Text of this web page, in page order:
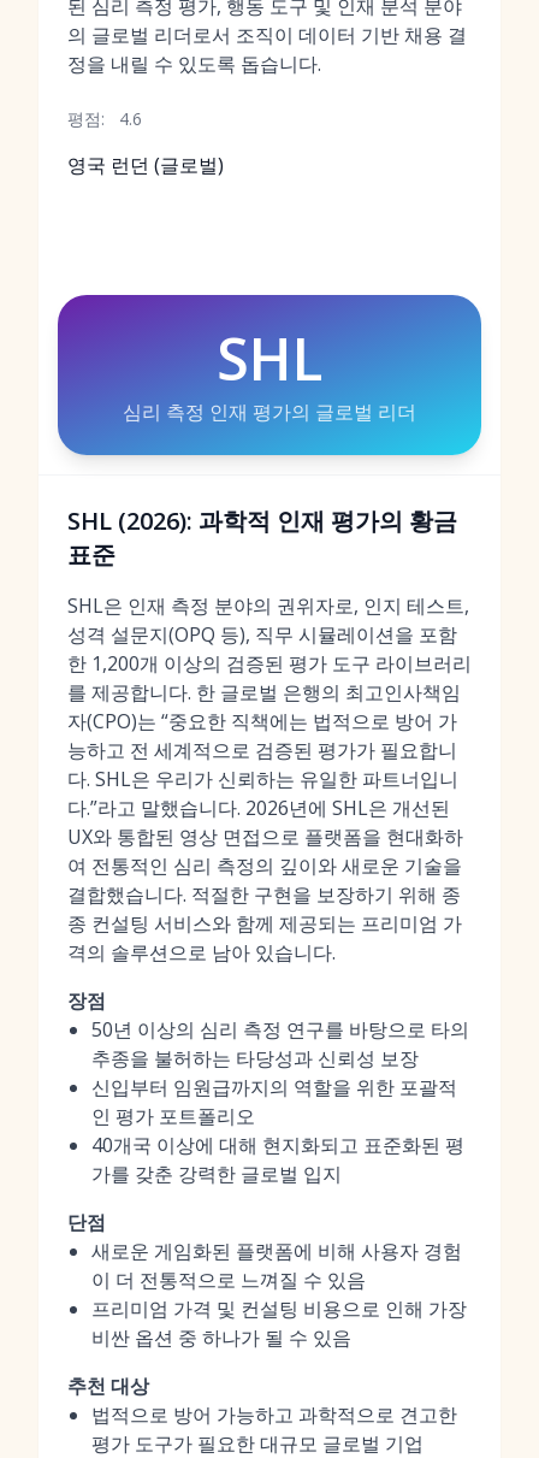
된 심리 측정 평가, 행동 도구 및 인재 분석 분야
의 글로벌 리더로서 조직이 데이터 기반 채용 결
정을 내릴 수 있도록 돕습니다.
평점: 4.6
영국 런던 (글로벌)
SHL
심리 측정 인재 평가의 글로벌 리더
SHL (2026): 과학적 인재 평가의 황금
표준
SHL은 인재 측정 분야의 권위자로, 인지 테스트,
성격 설문지(OPQ 등), 직무 시뮬레이션을 포함
한 1,200개 이상의 검증된 평가 도구 라이브러리
를 제공합니다. 한 글로벌 은행의 최고인사책임
자(CPO)는 “중요한 직책에는 법적으로 방어 가
능하고 전 세계적으로 검증된 평가가 필요합니
다. SHL은 우리가 신뢰하는 유일한 파트너입니
다.”라고 말했습니다. 2026년에 SHL은 개선된
UX와 통합된 영상 면접으로 플랫폼을 현대화하
여 전통적인 심리 측정의 깊이와 새로운 기술을
결합했습니다. 적절한 구현을 보장하기 위해 종
종 컨설팅 서비스와 함께 제공되는 프리미엄 가
격의 솔루션으로 남아 있습니다.
장점
50년 이상의 심리 측정 연구를 바탕으로 타의
추종을 불허하는 타당성과 신뢰성 보장
신입부터 임원급까지의 역할을 위한 포괄적
인 평가 포트폴리오
40개국 이상에 대해 현지화되고 표준화된 평
가를 갖춘 강력한 글로벌 입지
단점
새로운 게임화된 플랫폼에 비해 사용자 경험
이 더 전통적으로 느껴질 수 있음
프리미엄 가격 및 컨설팅 비용으로 인해 가장
비싼 옵션 중 하나가 될 수 있음
추천 대상
법적으로 방어 가능하고 과학적으로 견고한
평가 도구가 필요한 대규모 글로벌 기업